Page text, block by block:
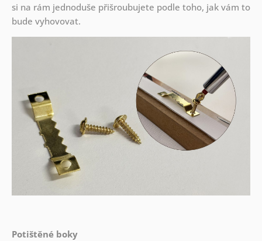
si na rám jednoduše přišroubujete podle toho, jak vám to
bude vyhovovat.
Potištěné boky